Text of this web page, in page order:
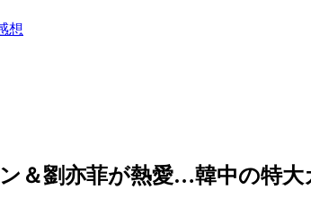
想
＆劉亦菲が熱愛…韓中の特